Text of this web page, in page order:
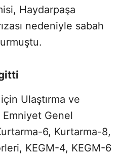
Haydarpaşa
nedeniyle sabah
Ulaştırma ve
Emniyet Genel
6, Kurtarma-8,
KEGM-4, KEGM-6